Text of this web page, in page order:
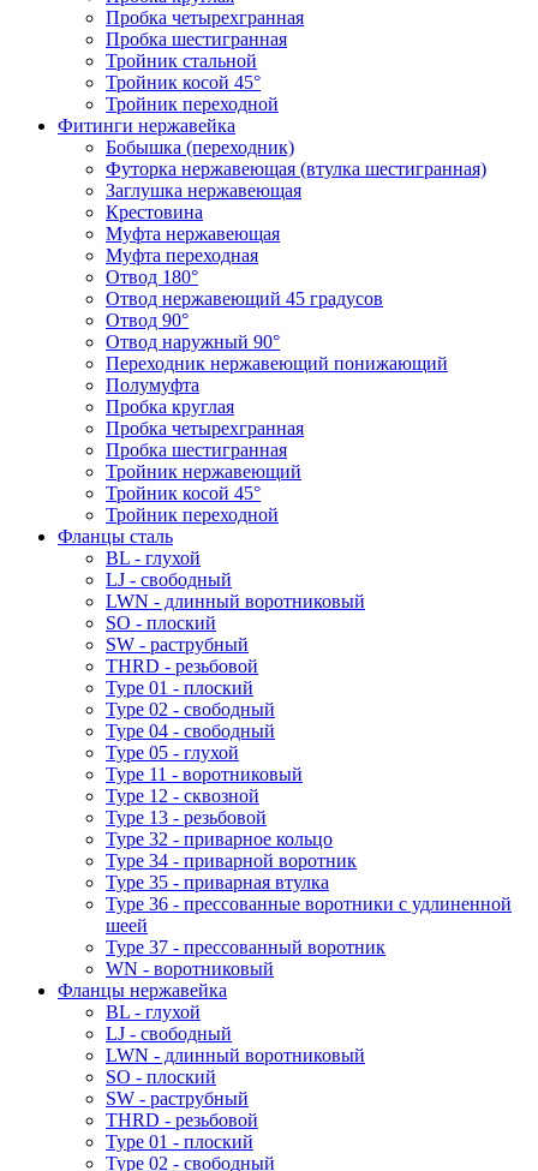
Пробка четырехгранная
Пробка шестигранная
Тройник стальной
Тройник косой 45°
Тройник переходной
Фитинги нержавейка
Бобышка (переходник)
Футорка нержавеющая (втулка шестигранная)
Заглушка нержавеющая
Крестовина
Муфта нержавеющая
Муфта переходная
Отвод 180°
Отвод нержавеющий 45 градусов
Отвод 90°
Отвод наружный 90°
Переходник нержавеющий понижающий
Полумуфта
Пробка круглая
Пробка четырехгранная
Пробка шестигранная
Тройник нержавеющий
Тройник косой 45°
Тройник переходной
Фланцы сталь
BL - глухой
LJ - свободный
LWN - длинный воротниковый
SO - плоский
SW - раструбный
THRD - резьбовой
Type 01 - плоский
Type 02 - свободный
Type 04 - свободный
Type 05 - глухой
Type 11 - воротниковый
Type 12 - сквозной
Type 13 - резьбовой
Type 32 - приварное кольцо
Type 34 - приварной воротник
Type 35 - приварная втулка
Type 36 - прессованные воротники с удлиненной
шеей
Type 37 - прессованный воротник
WN - воротниковый
Фланцы нержавейка
BL - глухой
LJ - свободный
LWN - длинный воротниковый
SO - плоский
SW - раструбный
THRD - резьбовой
Type 01 - плоский
Type 02 - свободный